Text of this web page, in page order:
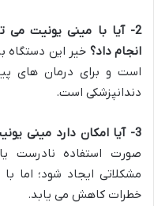
2- آیا با مینی یونیت می
انجام داد؟ خیر این دستگاه
است و برای درمان های
دندانپزشکی است.
3- آیا امکان دارد مینی یونیت باعث آسیب به دندان ها شود؟
صورت استفاده نادرست
مشکلاتی ایجاد شود؛ اما
خطرات کاهش می یابد.